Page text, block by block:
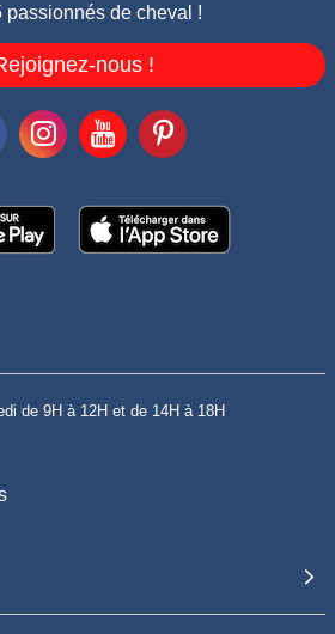
passionnés de cheval !
nous !
de 9H à 12H et de 14H à 18H